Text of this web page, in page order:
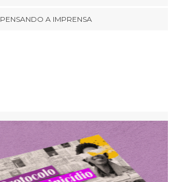
PENSANDO A IMPRENSA